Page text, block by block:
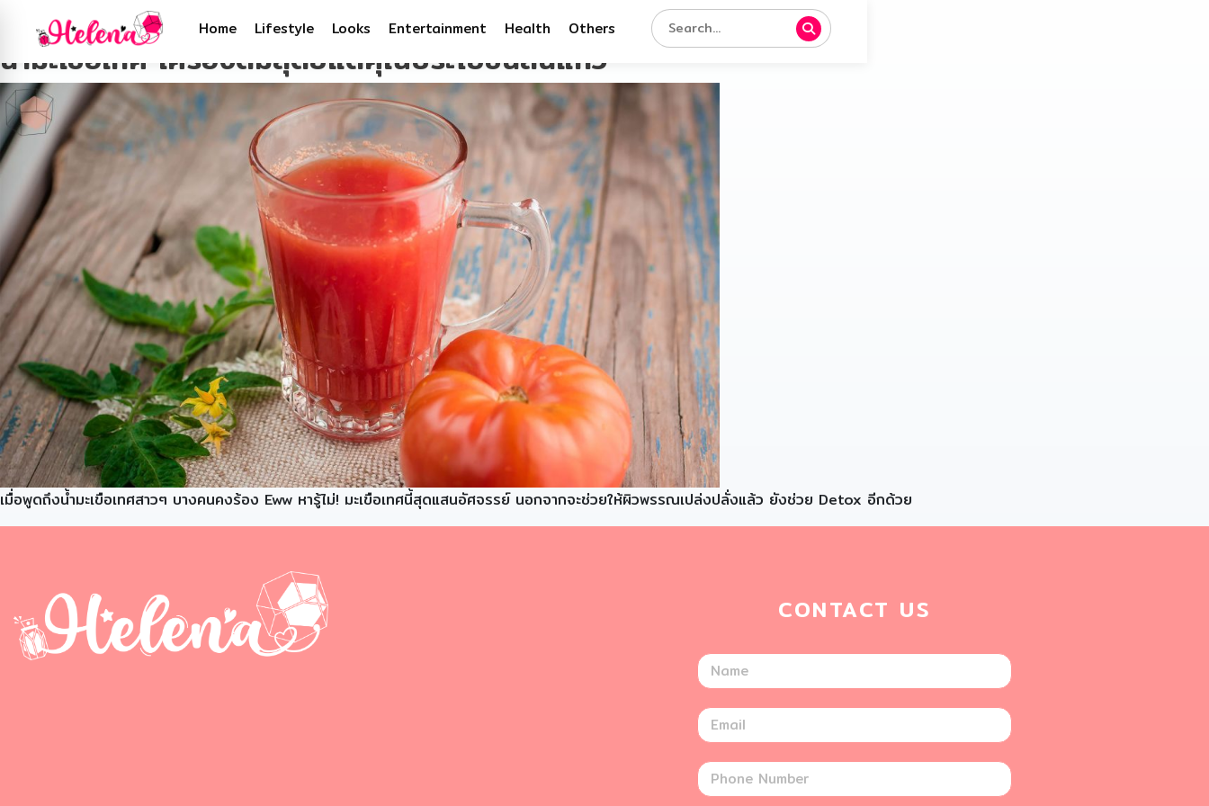
Home Lifestyle Looks Entertainment Health Others
Tag:สุขภาพผิวดี
น้ำมะเขือเทศ เครื่องดื่มสุดยี๊แต่คุณประโยชน์ล้นแก้ว
เมื่อพูดถึงน้ำมะเขือเทศสาวๆ บางคนคงร้อง Eww หารู้ไม่! มะเขือเทศนี้สุดแสนอัศจรรย์ นอกจากจะช่วยให้ผิวพรรณเปล่งปลั่งแล้ว ยังช่วย Detox อีกด้วย
CONTACT US